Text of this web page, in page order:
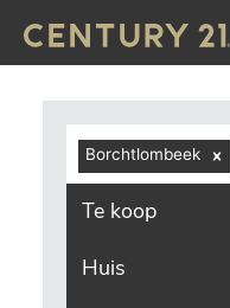
Borchtlombeek
Te koop
Huis